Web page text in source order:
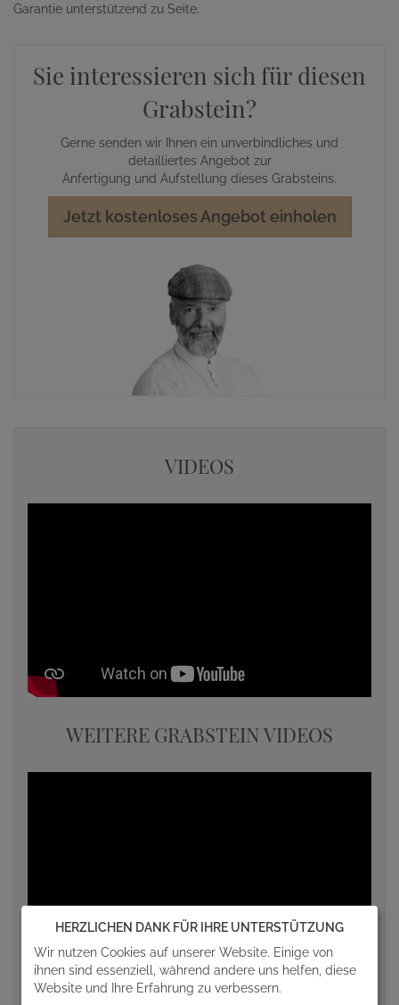
Garantie unterstützend zu Seite.
Sie interessieren sich für diesen
Grabstein?
Gerne senden wir Ihnen ein unverbindliches und
detailliertes Angebot zur
Anfertigung und Aufstellung dieses Grabsteins.
Jetzt kostenloses Angebot einholen
VIDEOS
WEITERE GRABSTEIN VIDEOS
HERZLICHEN DANK FÜR IHRE UNTERSTÜTZUNG
Wir nutzen Cookies auf unserer Website. Einige von
ihnen sind essenziell, während andere uns helfen, diese
Website und Ihre Erfahrung zu verbessern.